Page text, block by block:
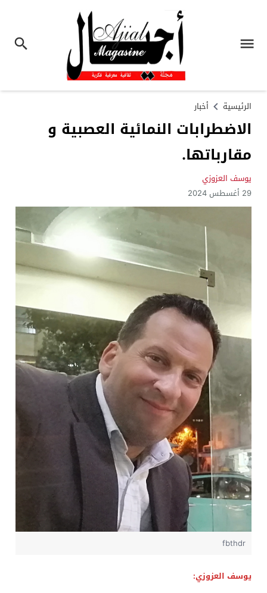
الرئيسية أخبار
الاضطرابات النمائية العصبية و
مقارباتها.
يوسف العزوزي
29 أغسطس 2024
fbthdr
يوسف العزوزي: